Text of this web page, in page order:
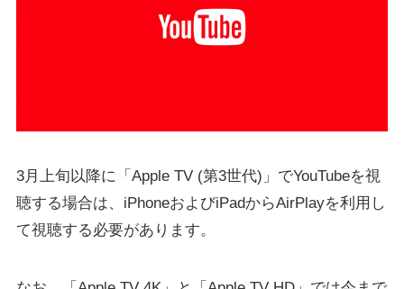
3月上旬以降に「Apple TV (第3世代)」でYouTubeを視
聴する場合は、iPhoneおよびiPadからAirPlayを利用し
て視聴する必要があります。